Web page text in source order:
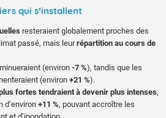
qui s’installent
resteraient globalement proches des
passé, mais leurrépartition au cours de
(environ -7 %), tandis que les
(environ +21 %).
fortes tendraient à devenir plus intenses,
d’environ +11 %, pouvant accroître les